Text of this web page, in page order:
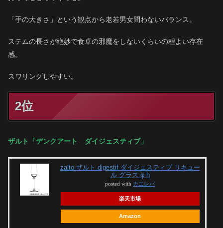
「手の大きさ」という観点から老若男女問わないバランス。
ステムの長さが絶妙で食卓の邪魔をしないくらいの程よい存在
感。
スワリングしやすい。
2位
ザルト「デンクアート ダイジェスティブ」
zalto ザルト digestif ダイジェスティブ リキュー
ル グラス φ h
posted with カエレバ
楽天市場
Amazon